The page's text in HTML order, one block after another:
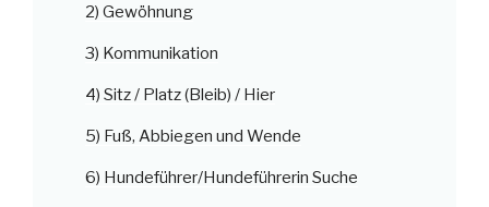
2) Gewöhnung
3) Kommunikation
4) Sitz / Platz (Bleib) / Hier
5) Fuß, Abbiegen und Wende
6) Hundeführer/Hundeführerin Suche